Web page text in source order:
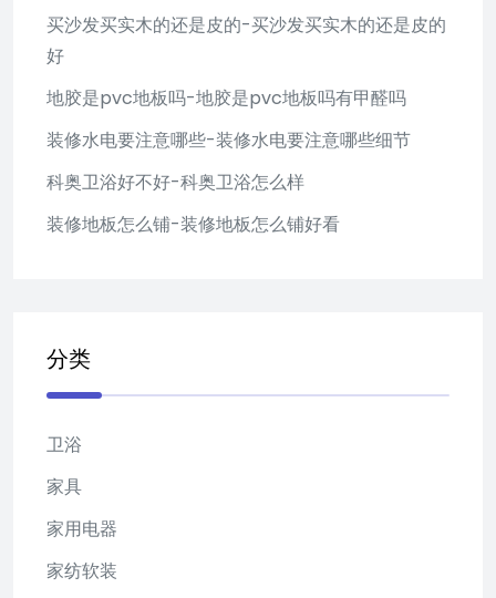
买沙发买实木的还是皮的-买沙发买实木的还是皮的
好
地胶是pvc地板吗-地胶是pvc地板吗有甲醛吗
装修水电要注意哪些-装修水电要注意哪些细节
科奥卫浴好不好-科奥卫浴怎么样
装修地板怎么铺-装修地板怎么铺好看
分类
卫浴
家具
家用电器
家纺软装